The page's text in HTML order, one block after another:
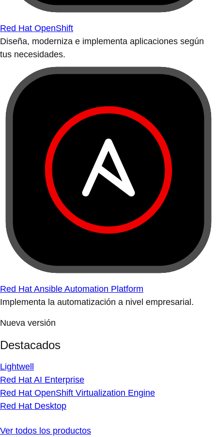
Red Hat OpenShift
Diseña, moderniza e implementa aplicaciones según
tus necesidades.
Red Hat Ansible Automation Platform
Implementa la automatización a nivel empresarial.
Nueva versión
Destacados
Lightwell
Red Hat AI Enterprise
Red Hat OpenShift Virtualization Engine
Red Hat Desktop
Ver todos los productos